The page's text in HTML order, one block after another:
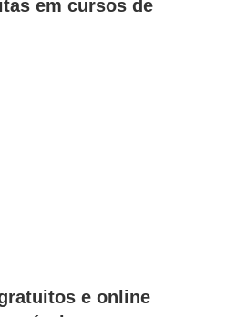
em cursos de
e online